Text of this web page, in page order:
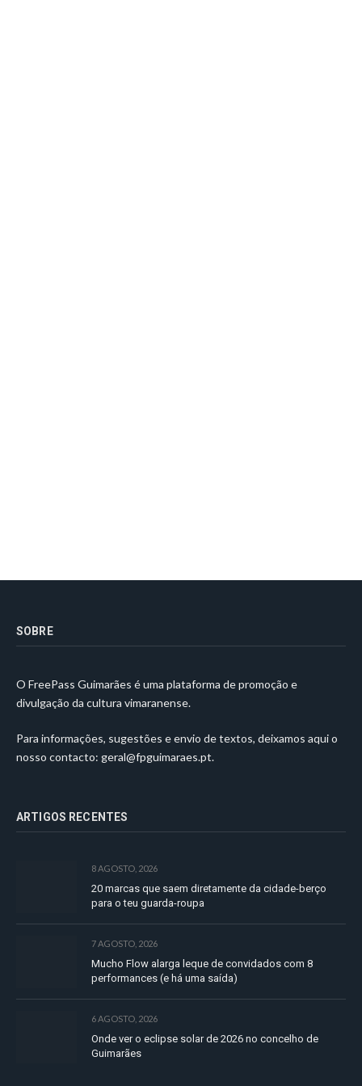
SOBRE
O FreePass Guimarães é uma plataforma de promoção e
divulgação da cultura vimaranense.
Para informações, sugestões e envio de textos, deixamos aqui o
nosso contacto: geral@fpguimaraes.pt.
ARTIGOS RECENTES
8 AGOSTO, 2026
20 marcas que saem diretamente da cidade-berço
para o teu guarda-roupa
7 AGOSTO, 2026
Mucho Flow alarga leque de convidados com 8
performances (e há uma saída)
6 AGOSTO, 2026
Onde ver o eclipse solar de 2026 no concelho de
Guimarães